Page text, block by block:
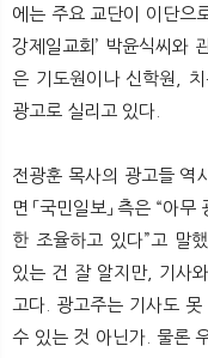
에는 주요 교단이 이단으
강제일교회’ 박윤식씨와
은 기도원이나 신학원,
광고로 실리고 있다.
전광훈 목사의 광고들 역
면 「국민일보」 측은 “아
한 조율하고 있다”고 말
있는 건 잘 알지만, 기사
고다. 광고주는 기사도
수 있는 것 아닌가. 물론